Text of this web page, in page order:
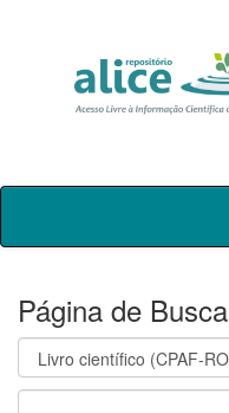
Skip
Página de Busca